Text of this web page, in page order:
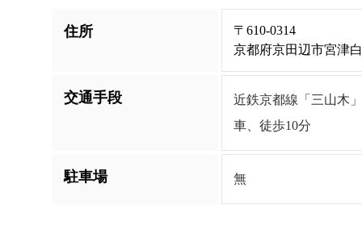
住所
〒610-0314
京都府京田辺市宮津
交通手段
近鉄京都線「三山木
車、徒歩10分
駐車場 無